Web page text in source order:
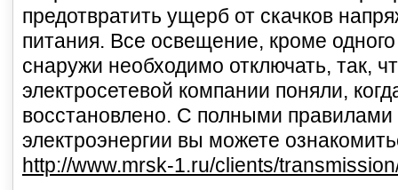
предотвратить ущерб от скачков
питания. Все освещение, кроме
снаружи необходимо отключать, так,
электросетевой компании поняли,
восстановлено. С полными правилами
электроэнергии вы можете
http://www.mrsk-1.ru/clients/